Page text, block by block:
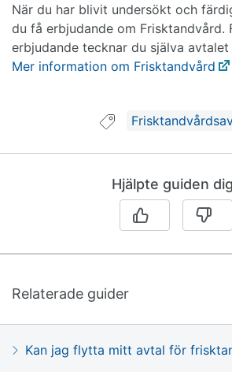
När du har blivit undersökt och
du få erbjudande om Frisktandvård.
erbjudande tecknar du själva
Mer information om Frisktandvård
Guide taggad
Hjälpte guiden
Relaterade guider
Kan jag flytta mitt avtal för